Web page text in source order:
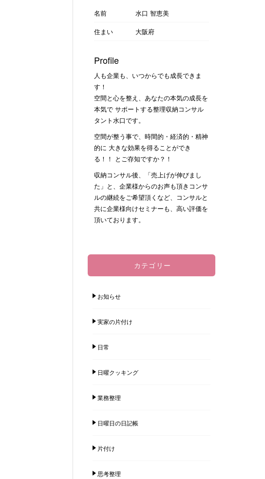
名前
水口 智恵美
住まい
大阪府
Profile
人も企業も、いつからでも成長できま
す！
空間と心を整え、あなたの本気の成長を
本気で サポートする整理収納コンサル
タント水口です。
空間が整う事で、時間的・経済的・精神
的に 大きな効果を得ることができ
る！！ とご存知ですか？！
収納コンサル後、「売上げが伸びまし
た」と、企業様からのお声も頂きコンサ
ルの継続をご希望頂くなど、コンサルと
共に企業様向けセミナーも、高い評価を
頂いております。
カテゴリー
お知らせ
実家の片付け
日常
日曜クッキング
業務整理
日曜日の日記帳
片付け
思考整理